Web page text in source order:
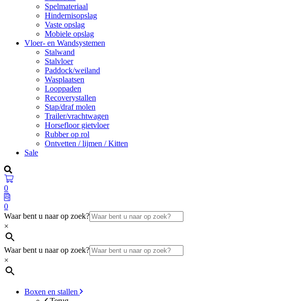
Spelmateriaal
Hindernisopslag
Vaste opslag
Mobiele opslag
Vloer- en Wandsystemen
Stalwand
Stalvloer
Paddock/weiland
Wasplaatsen
Looppaden
Recoverystallen
Stap/draf molen
Trailer/vrachtwagen
Horsefloor gietvloer
Rubber op rol
Ontvetten / lijmen / Kitten
Sale
0
0
Waar bent u naar op zoek?
×
Waar bent u naar op zoek?
×
Boxen en stallen